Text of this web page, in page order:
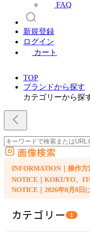
FAQ
新規登録
ログイン
カート
TOP
ブランドから探す
カテゴリーから探
外部サイトの商品をカートに追加
他のサイトで見つけた商品ページの
画像検索
INFORMATION｜操作方
NOTICE｜KOKUYO、
NOTICE｜2026年8月8日(
カテゴリー 1